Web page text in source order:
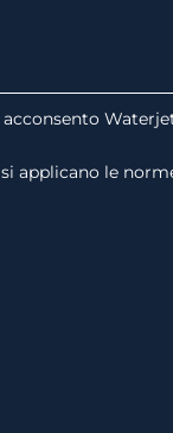
acconsento
applicano le